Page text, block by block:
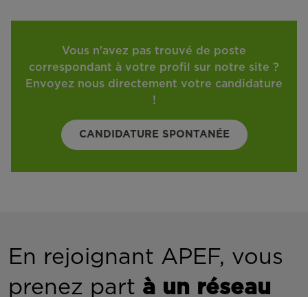
Vous n'avez pas trouvé de poste
correspondant à votre profil sur notre site ?
Envoyez nous directement votre candidature
!
CANDIDATURE SPONTANÉE
En rejoignant APEF, vous
prenez part à un réseau